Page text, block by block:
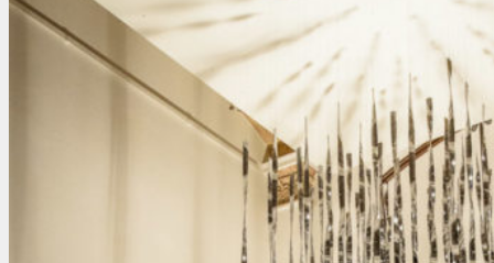
Suchen nach: